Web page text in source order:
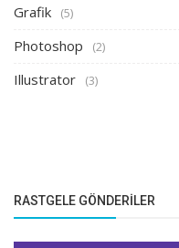
Grafik (5)
Photoshop (2)
Illustrator (3)
RASTGELE GÖNDERILER